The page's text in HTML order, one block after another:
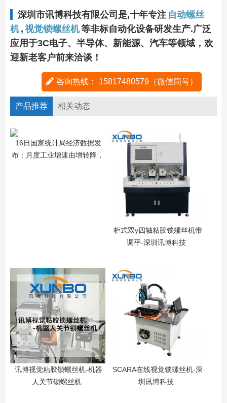
深圳市讯博科技有限公司是,十年专注 自动螺丝
机 , 视觉锁螺丝机等非标自动化设备研发生产.广泛
应用于3C电子、半导体、新能源、汽车等领域，欢
迎新老客户前来洽谈！
咨询热线： 15817480579（微信同号）
产品推荐 相关动态
16日国家统计局经济数据发
布：月度工业增速由增转降，
柜式双y四轴粘胶锁螺丝机带
调平-深圳讯博科技
讯博视觉粘胶锁螺丝机-机器
人关节锁螺丝机
SCARA在线视觉锁螺丝机-深
圳讯博科技